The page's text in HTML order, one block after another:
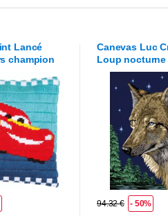
Lancé
champion
Canevas Luc
Loup nocturne
94.32 € - 50%